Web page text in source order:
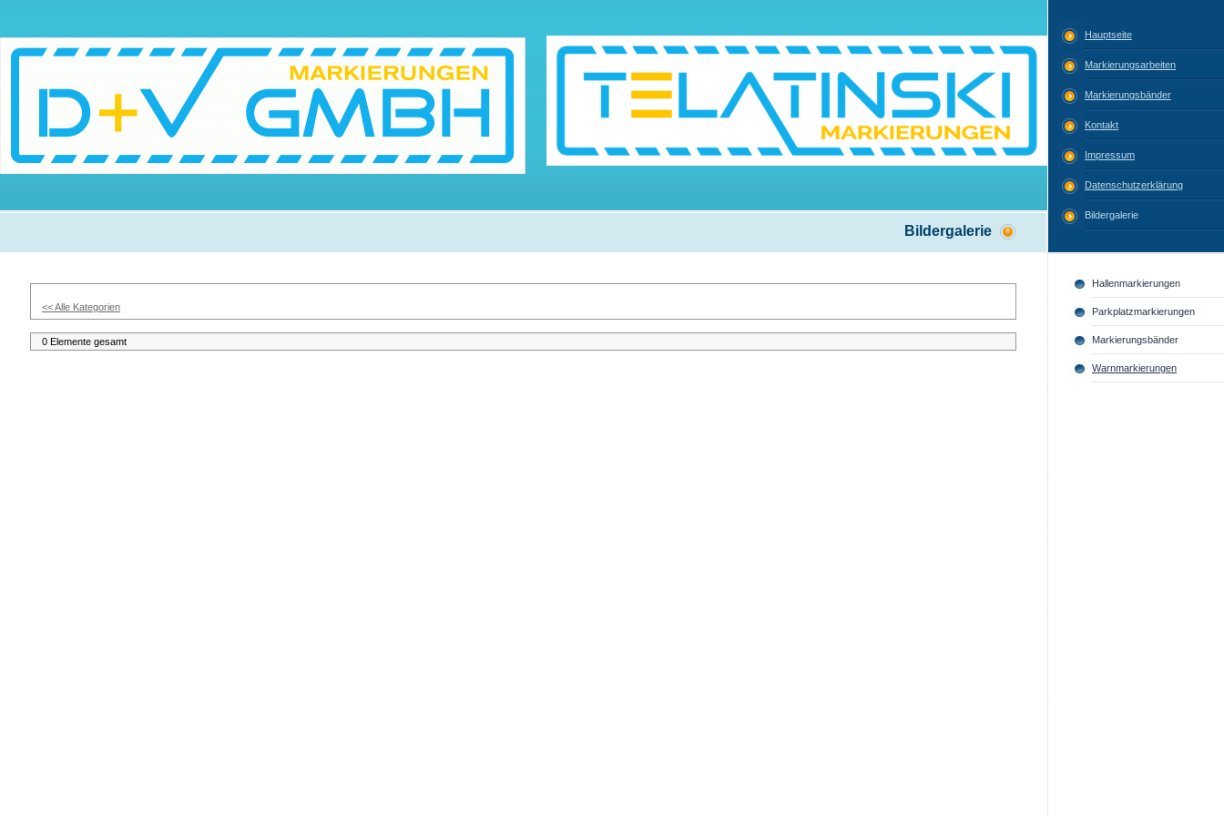
Bildergalerie
Hauptseite
Markierungsarbeiten
Markierungsbänder
Kontakt
Impressum
Datenschutzerklärung
Bildergalerie
<< Alle Kategorien
0 Elemente gesamt
Hallenmarkierungen
Parkplatzmarkierungen
Markierungsbänder
Warnmarkierungen